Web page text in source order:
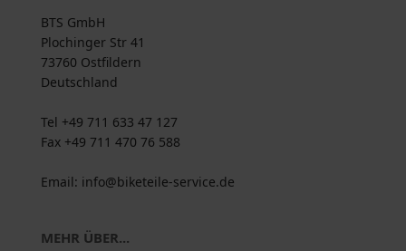
BTS GmbH
Plochinger Str 41
73760 Ostfildern
Deutschland
Tel +49 711 633 47 127
Fax +49 711 470 76 588
Email: info@biketeile-service.de
MEHR ÜBER...